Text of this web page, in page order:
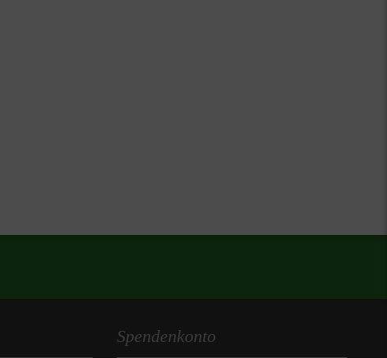
sich gerne in der Arbeit mit Menschen engagieren
Spendenkonto